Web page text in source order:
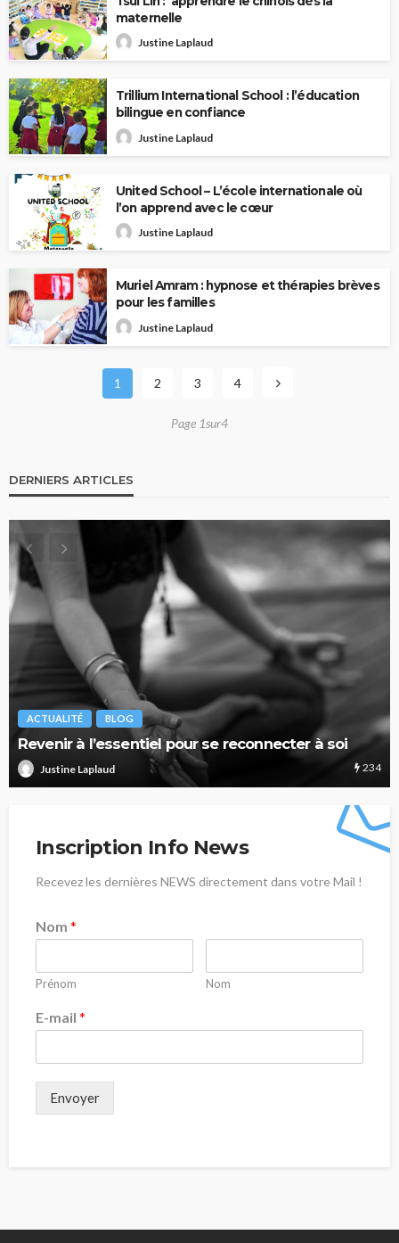
maternelle
Justine Laplaud
Trillium International School : l’éducation
bilingue en confiance
Justine Laplaud
United School – L’école internationale où
l’on apprend avec le cœur
Justine Laplaud
Muriel Amram : hypnose et thérapies brèves
pour les familles
Justine Laplaud
1 2 3 4
Page 1sur4
DERNIERS ARTICLES
ACTUALITÉ BLOG
Zoom sur… Les thérapies psychocorporelles
Justine Laplaud 219
Inscription Info News
Recevez les dernières NEWS directement dans votre Mail !
Nom *
Prénom Nom
E-mail *
Envoyer